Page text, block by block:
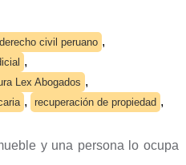
derecho civil peruano ,
,
Lex Abogados ,
, recuperación de propiedad ,
y una persona lo ocupa